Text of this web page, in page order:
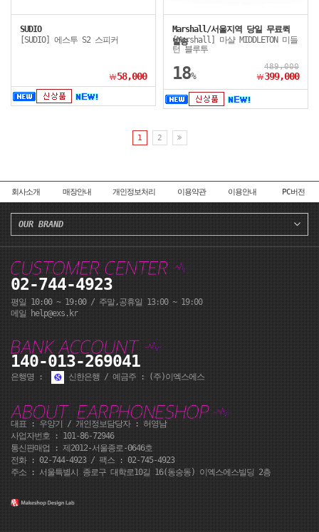
SUDIO
[SUDIO] 에스투 S2 스피커
￦58,000
Marshall/서울지역 당일 무료퀵
발송
[Marshall] 마샬 MIDDLETON 미들
턴 블루투
18%
489,000
￦399,000
1 2
회사소개 매장안내 개인정보처리 이용약관 이용안내 PC버전
OUR BRAND
02-744-4923
평일 10:00 ~ 19:00 / 주말,공휴일 13:00 ~ 19:00
메일 help@exs.kr
140-013-269041
은행명 : 신한은행 / 예금주 : (주)이엑스에스
대표 : 우양기 / 개인정보담당자 : 허영남
사업자번호 : 101-86-72946
통신판매업 : 제2012-서울종로-0646호
전화 :02-744-4923/ 팩스 : 02-745-4923
주소 : 서울특별시 종로구 대학로10길 16(동숭동) 이엑스에스빌딩 2층